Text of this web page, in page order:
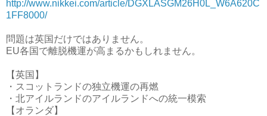
http://www.nikkei.com/article/DGXLASGM26H0L_W6A620C
1FF8000/
問題は英国だけではありません。
EU各国で離脱機運が高まるかもしれません。
【英国】
・スコットランドの独立機運の再燃
・北アイルランドのアイルランドへの統一模索
【オランダ】